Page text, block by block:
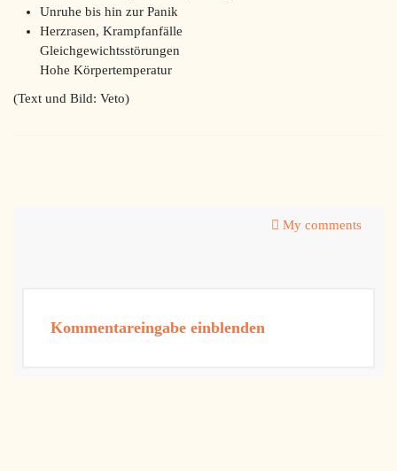
Unruhe bis hin zur Panik
Herzrasen, Krampfanfälle
Gleichgewichtsstörungen
Hohe Körpertemperatur
(Text und Bild: Veto)
My comments
Kommentareingabe einblenden